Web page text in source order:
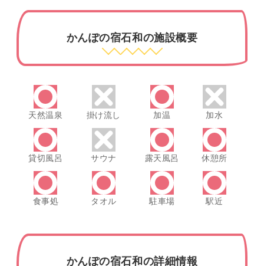
かんぽの宿石和の施設概要
天然温泉 掛け流し 加温 加水
貸切風呂 サウナ 露天風呂 休憩所
食事処 タオル 駐車場 駅近
かんぽの宿石和の詳細情報